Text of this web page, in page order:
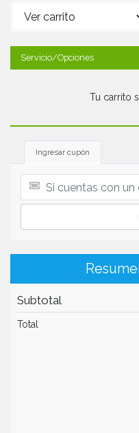
Servicio/Opciones
Tu carrito
Ingresar cupón
Subtotal
Total